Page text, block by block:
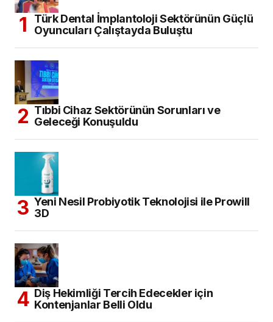
Türk Dental İmplantoloji Sektörünün Güçlü
Oyuncuları Çalıştayda Buluştu
Tıbbi Cihaz Sektörünün Sorunları ve
Geleceği Konuşuldu
Yeni Nesil Probiyotik Teknolojisi ile Prowill
3D
Diş Hekimliği Tercih Edecekler için
Kontenjanlar Belli Oldu